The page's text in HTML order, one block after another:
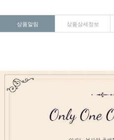
상품알림 상품상세정보